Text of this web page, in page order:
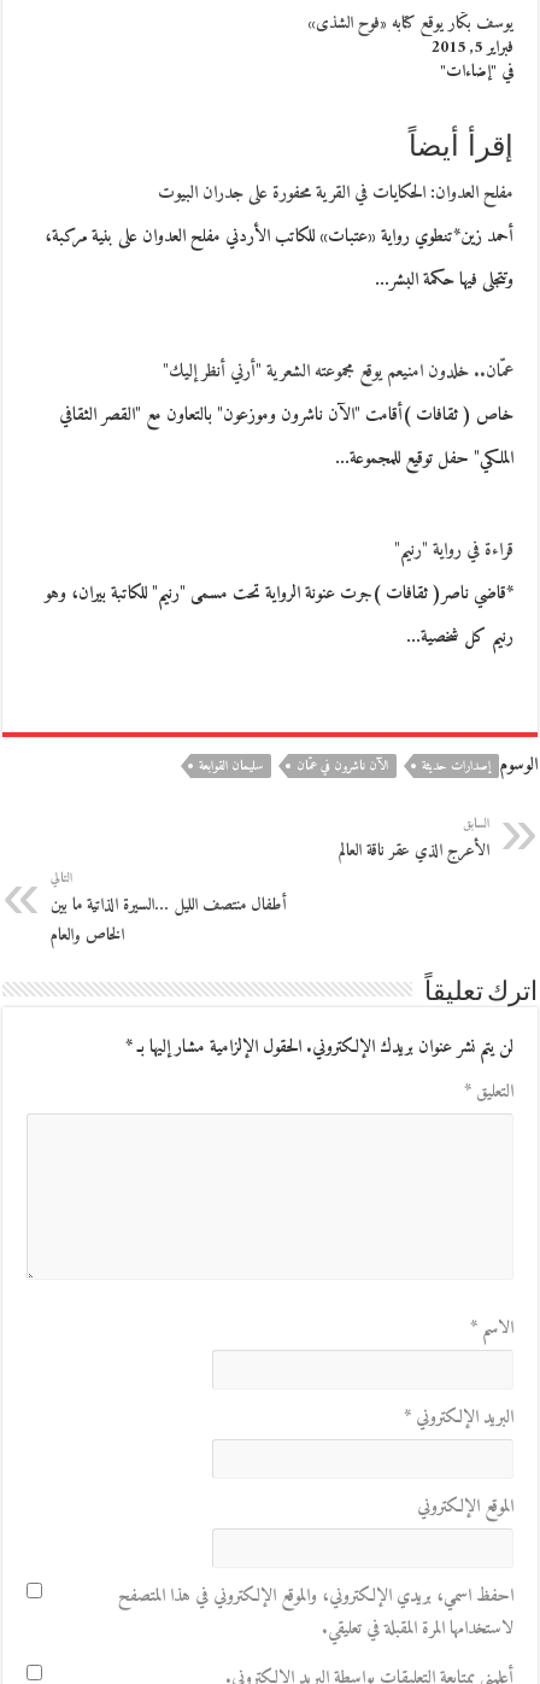
يوسف بكّار يوقع كتابه «فوح الشذى»
فبراير 5, 2015
في "إضاءات"
إقرأ أيضاً
مفلح العدوان: الحكايات في القرية محفورة على جدران البيوت
أحمد زين*تنطوي رواية «عتبات» للكاتب الأردني مفلح العدوان على بنية مركبة،
وتتجلى فيها حكمة البشر…
عمّان.. خلدون امنيعم يوقع مجموعته الشعرية "أرني أنظر إليك"
خاص ( ثقافات )أقامت "الآن ناشرون وموزعون" بالتعاون مع "القصر الثقافي
الملكي" حفل توقيع للمجموعة…
قراءة في رواية "رنيم"
*قاضي ناصر( ثقافات )جرت عنونة الرواية تحت مسمى "رنيم" للكاتبة بيران، وهو
رنيم كل شخصية…
الوسوم إصدارات حديثة الآن ناشرون في عمّان سليمان القوابعة
السابق
الأعرج الذي عقر ناقة العالم
التالي
أطفال منتصف الليل …السيرة الذاتية ما بين
الخاص والعام
اترك تعليقاً
لن يتم نشر عنوان بريدك الإلكتروني.الحقول الإلزامية مشار إليها بـ*
التعليق*
الاسم*
البريد الإلكتروني*
الموقع الإلكتروني
احفظ اسمي، بريدي الإلكتروني، والموقع الإلكتروني في هذا المتصفح
لاستخدامها المرة المقبلة في تعليقي.